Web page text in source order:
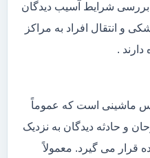
بررسی شرایط آسیب دیدگان
و انتقال افراد به مراکز
.
ماشینی است که عموماً
و حادثه دیدگان به نزدیک
قرار می گیرد. معمولاً